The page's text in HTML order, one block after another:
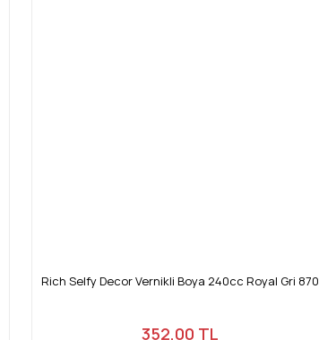
Rich Selfy Decor Vernikli Boya 240cc Royal Gri 870
352,00 TL